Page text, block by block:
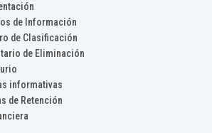
de Información
de Clasificación
de Eliminación
informativas
de Retención